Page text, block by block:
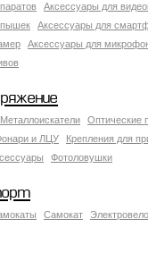
Аксессуары для
Аксессуары для
Аксессуары для
Металлоискатели
Оптические
и ЛЦУ
Крепления для
Фотоловушки
Самокат